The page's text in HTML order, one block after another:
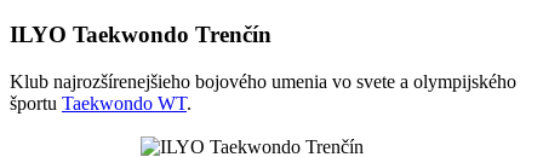
ILYO Taekwondo Trenčín
Klub najrozšírenejšieho bojového umenia vo svete a olympijského
športu Taekwondo WT.